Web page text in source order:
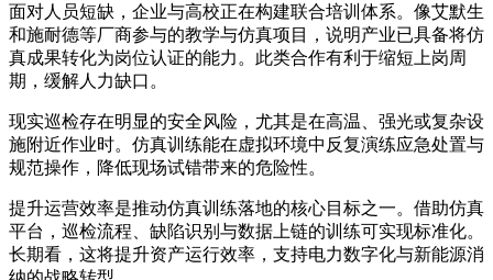
面对人员短缺，企业与高校正在构建联合培训体系。像艾默生
和施耐德等厂商参与的教学与仿真项目，说明产业已具备将仿
真成果转化为岗位认证的能力。此类合作有利于缩短上岗周
期，缓解人力缺口。
现实巡检存在明显的安全风险，尤其是在高温、强光或复杂设
施附近作业时。仿真训练能在虚拟环境中反复演练应急处置与
规范操作，降低现场试错带来的危险性。
提升运营效率是推动仿真训练落地的核心目标之一。借助仿真
平台，巡检流程、缺陷识别与数据上链的训练可实现标准化。
长期看，这将提升资产运行效率，支持电力数字化与新能源消